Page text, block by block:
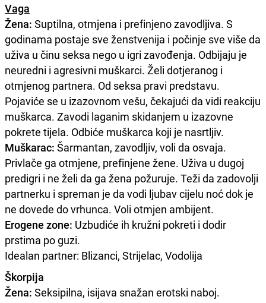
Vaga
Žena: Suptilna, otmjena i prefinjeno zavodljiva. S
godinama postaje sve ženstvenija i počinje sve više da
uživa u činu seksa nego u igri zavođenja. Odbijaju je
neuredni i agresivni muškarci. Želi dotjeranog i
otmjenog partnera. Od seksa pravi predstavu.
Pojaviće se u izazovnom vešu, čekajući da vidi reakciju
muškarca. Zavodi laganim skidanjem u izazovne
pokrete tijela. Odbiće muškarca koji je nasrtljiv.
Muškarac: Šarmantan, zavodljiv, voli da osvaja.
Privlače ga otmjene, prefinjene žene. Uživa u dugoj
predigri i ne želi da ga žena požuruje. Teži da zadovolji
partnerku i spreman je da vodi ljubav cijelu noć dok je
ne dovede do vrhunca. Voli otmjen ambijent.
Erogene zone: Uzbudiće ih kružni pokreti i dodir
prstima po guzi.
Idealan partner: Blizanci, Strijelac, Vodolija
Škorpija
Žena: Seksipilna, isijava snažan erotski naboj.